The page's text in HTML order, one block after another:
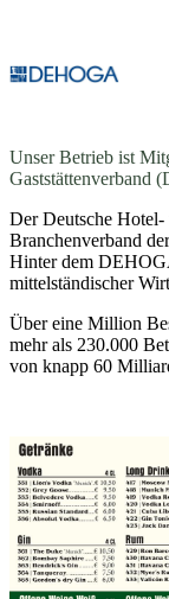
Unser Betrieb ist
Gaststättenverband
Der Deutsche
Branchenverband
Hinter dem
mittelständischer
Über eine Million
mehr als 230.000
von knapp 60